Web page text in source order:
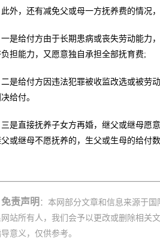
此外，还有减免父或母一方抚养费的情况，
一是给付方由于长期患病或丧失劳动能力
担能力，又愿意独自承担全部抚育费;
二是给付方因违法犯罪被收监改选或被劳
给付。
三是直接抚养子女方再婚，继父或继母愿
或继母不愿抚养的，生父或生母的给付数
免责声明 ：本网部分文章和信息来源于
站所有人，我们会予以更改或删除相关
意义，仅供参考。